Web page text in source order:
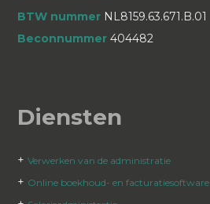
BTW nummer NL8159.63.671.B.01
Beconnummer 404482
Diensten
+Verwerken van de administratie
+ Online boekhoud- en facturatiesoftware